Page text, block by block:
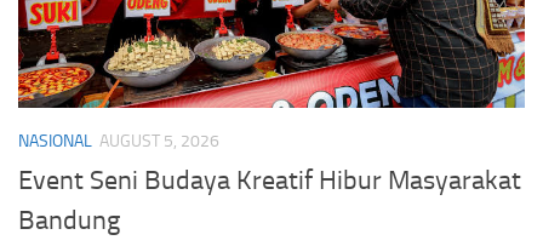
NASIONAL AUGUST 5, 2026
Event Seni Budaya Kreatif Hibur Masyarakat